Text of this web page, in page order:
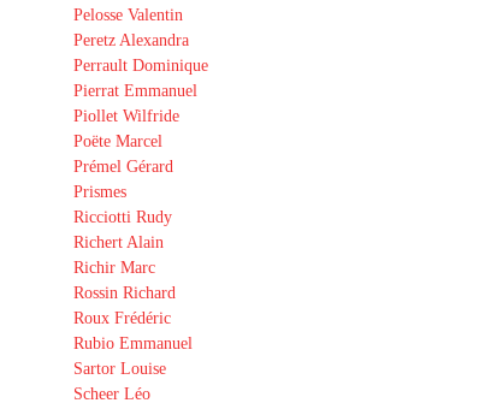
Pelosse Valentin
Peretz Alexandra
Perrault Dominique
Pierrat Emmanuel
Piollet Wilfride
Poëte Marcel
Prémel Gérard
Prismes
Ricciotti Rudy
Richert Alain
Richir Marc
Rossin Richard
Roux Frédéric
Rubio Emmanuel
Sartor Louise
Scheer Léo